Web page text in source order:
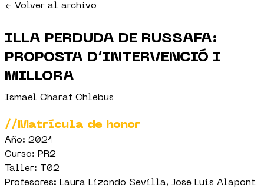
← Volver al archivo
ILLA PERDUDA DE RUSSAFA:
PROPOSTA D’INTERVENCIÓ I
MILLORA
Ismael Charaf Chlebus
//Matrícula de honor
Año: 2021
Curso: PR2
Taller: T02
Profesores: Laura Lizondo Sevilla, Jose Luis Alapont